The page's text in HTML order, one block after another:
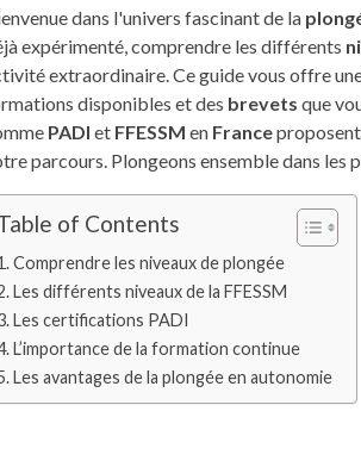
dans l'univers fascinant de la
expérimenté, comprendre les différents
extraordinaire. Ce guide vous offre
disponibles et des brevets que
PADI et FFESSM en France
parcours. Plongeons ensemble dans les
of Contents
Comprendre les niveaux de plongée
Les différents niveaux de la FFESSM
Les certifications PADI
L’importance de la formation continue
Les avantages de la plongée en autonomie